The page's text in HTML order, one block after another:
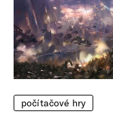
počítačové hry